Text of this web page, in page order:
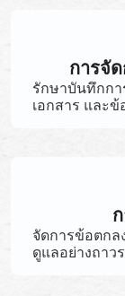
การจั
รักษาบันทึกกา
เอกสาร และ
จัดการข้อตก
ดูแลอย่างถาว